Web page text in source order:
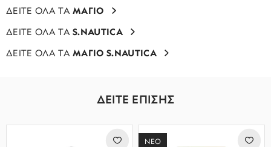
ΔΕΙΤΕ ΟΛΑ ΤΑΜΑΓΙΟ
ΔΕΙΤΕ ΟΛΑ ΤΑS.NAUTICA
ΔΕΙΤΕ ΟΛΑ ΤΑΜΑΓΙΟ S.NAUTICA
ΔΕΙΤΕ ΕΠΙΣΗΣ
ΝΕΟ